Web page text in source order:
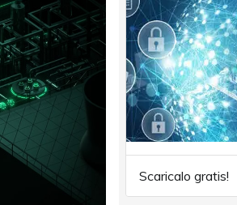
Scaricalo gratis!